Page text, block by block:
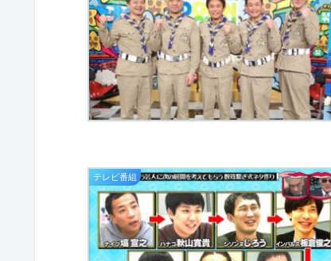
テレビ番組